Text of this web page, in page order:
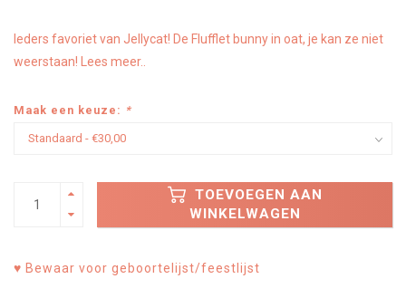
Ieders favoriet van Jellycat! De Flufflet bunny in oat, je kan ze niet
weerstaan! Lees meer..
Maak een keuze: *
TOEVOEGEN AAN
WINKELWAGEN
♥ Bewaar voor geboortelijst/feestlijst